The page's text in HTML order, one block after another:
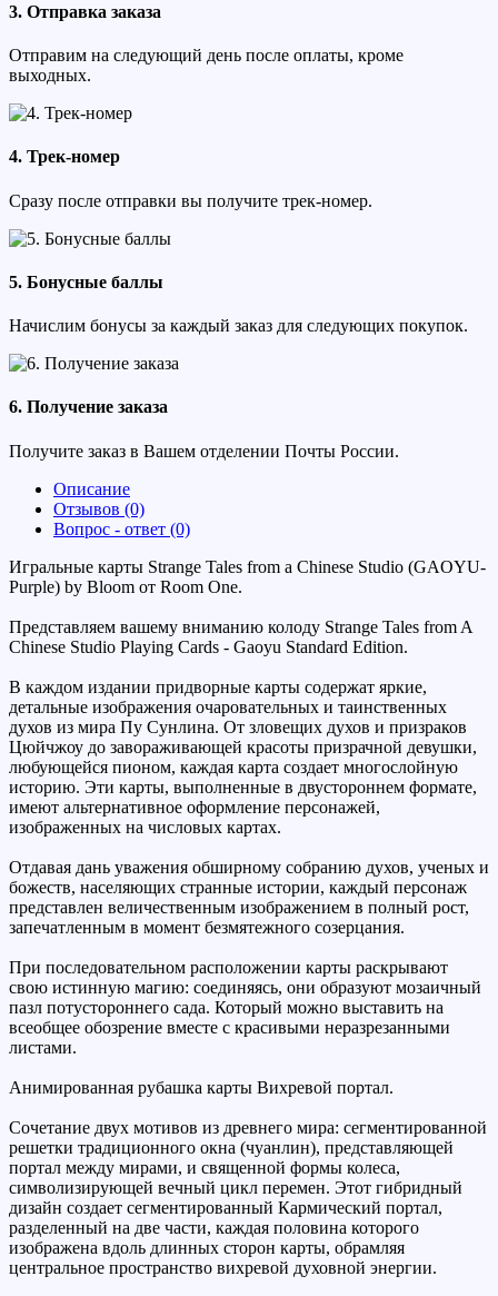
3. Отправка заказа
Отправим на следующий день после оплаты, кроме
выходных.
4. Трек-номер
Сразу после отправки вы получите трек-номер.
5. Бонусные баллы
Начислим бонусы за каждый заказ для следующих покупок.
6. Получение заказа
Получите заказ в Вашем отделении Почты России.
Описание
Отзывов (0)
Вопрос - ответ (0)
Игральные карты Strange Tales from a Chinese Studio (GAOYU-
Purple) by Bloom от Room One.
Представляем вашему вниманию колоду Strange Tales from A
Chinese Studio Playing Cards - Gaoyu Standard Edition.
В каждом издании придворные карты содержат яркие,
детальные изображения очаровательных и таинственных
духов из мира Пу Сунлина. От зловещих духов и призраков
Цюйчжоу до завораживающей красоты призрачной девушки,
любующейся пионом, каждая карта создает многослойную
историю. Эти карты, выполненные в двустороннем формате,
имеют альтернативное оформление персонажей,
изображенных на числовых картах.
Отдавая дань уважения обширному собранию духов, ученых и
божеств, населяющих странные истории, каждый персонаж
представлен величественным изображением в полный рост,
запечатленным в момент безмятежного созерцания.
При последовательном расположении карты раскрывают
свою истинную магию: соединяясь, они образуют мозаичный
пазл потустороннего сада. Который можно выставить на
всеобщее обозрение вместе с красивыми неразрезанными
листами.
Анимированная рубашка карты Вихревой портал.
Сочетание двух мотивов из древнего мира: сегментированной
решетки традиционного окна (чуанлин), представляющей
портал между мирами, и священной формы колеса,
символизирующей вечный цикл перемен. Этот гибридный
дизайн создает сегментированный Кармический портал,
разделенный на две части, каждая половина которого
изображена вдоль длинных сторон карты, обрамляя
центральное пространство вихревой духовной энергии.